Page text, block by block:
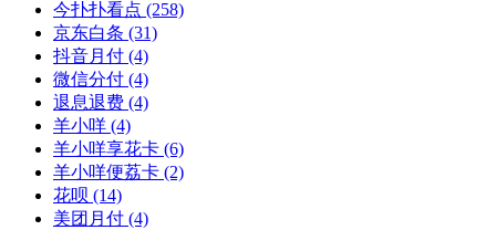
今扑扑看点 (258)
京东白条 (31)
抖音月付 (4)
微信分付 (4)
退息退费 (4)
羊小咩 (4)
羊小咩享花卡 (6)
羊小咩便荔卡 (2)
花呗 (14)
美团月付 (4)